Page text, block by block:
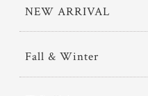
NEW ARRIVAL
Fall & Winter